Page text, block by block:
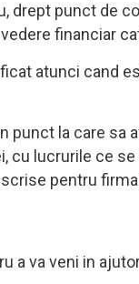
drept punct de
financiar
atunci cand
punct la care sa
cu lucrurile ce
pentru
a va veni in